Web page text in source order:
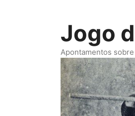
Jogo
Apontamentos